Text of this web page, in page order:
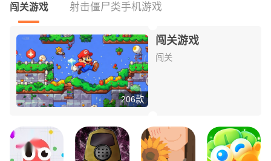
闯关游戏 射击僵尸类手机游戏
闯关游戏
闯关
206款